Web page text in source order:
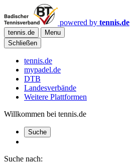
powered by tennis.de
tennis.de
Menu
Schließen
tennis.de
mypadel.de
DTB
Landesverbände
Weitere Plattformen
Willkommen bei tennis.de
Suche
Suche nach: